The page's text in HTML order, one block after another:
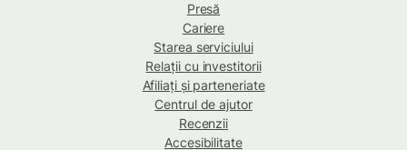
Presă
Cariere
Starea serviciului
Relații cu investitorii
Afiliați și parteneriate
Centrul de ajutor
Recenzii
Accesibilitate